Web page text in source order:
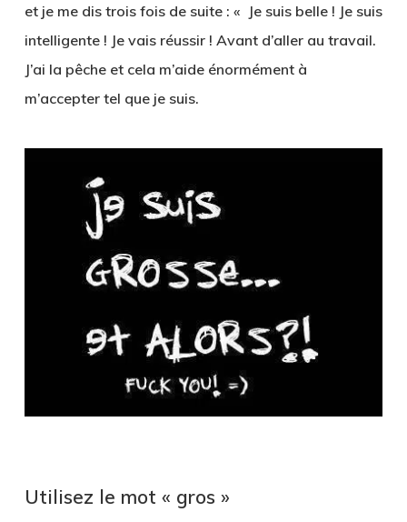
et je me dis trois fois de suite : « Je suis belle ! Je suis
intelligente ! Je vais réussir ! Avant d’aller au travail.
J’ai la pêche et cela m’aide énormément à
m’accepter tel que je suis.
Utilisez le mot « gros »